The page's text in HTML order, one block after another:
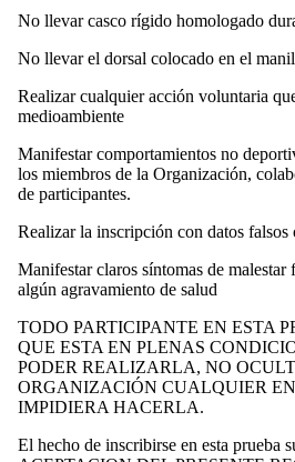
No llevar casco rígido homologado
No llevar el dorsal colocado en el
Realizar cualquier acción voluntaria
medioambiente
Manifestar comportamientos no
los miembros de la Organización,
de participantes.
Realizar la inscripción con datos falsos
Manifestar claros síntomas de malestar
algún agravamiento de salud
TODO PARTICIPANTE EN ESTA
QUE ESTA EN PLENAS
PODER REALIZARLA, NO
ORGANIZACIÓN CUALQUIER
IMPIDIERA HACERLA.
El hecho de inscribirse en esta prueba